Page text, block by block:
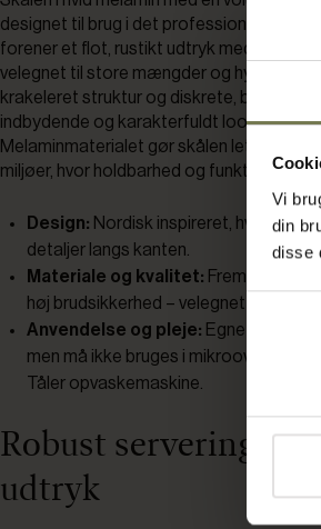
Vi
din
disse
designet til brug i det professionelle
forener et flot, rustikt udtryk med en
velegnet til store mængder og hyppig
krakeleret struktur og diskrete, brune
indbydende og karakterfuldt look, der
Melaminmaterialet gør skålen let,
miljøer, hvor holdbarhed og funktionalitet
Design: Nordisk inspireret, hvid med
detaljer langs kanten.
Materiale og kvalitet: Fremstillet i
høj brudsikkerhed – velegnet til daglig
Anvendelse og pleje: Egnet til
men må ikke bruges i mikroovn, ovn,
Tåler opvaskemaskine.
Robust
udtryk